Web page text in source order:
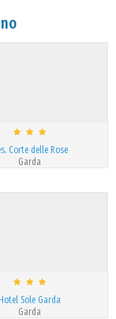
Corte delle Rose
Garda
Hotel Sole Garda
Garda